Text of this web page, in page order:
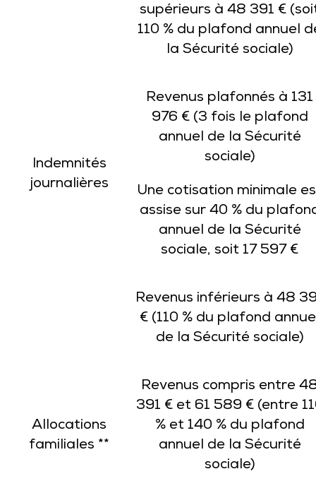
supérieurs à 48 391 €
110 % du plafond annuel
la Sécurité sociale)
Indemnités
journalières
Revenus plafonnés à 131
976 € (3 fois le plafond
annuel de la Sécurité
sociale)
Une cotisation minimale
assise sur 40 % du
annuel de la Sécurité
sociale, soit 17 597 €
Allocations
familiales **
Revenus inférieurs à 48
€ (110 % du plafond
de la Sécurité sociale)
Revenus compris entre
391 € et 61 589 € (entre
% et 140 % du plafond
annuel de la Sécurité
sociale)